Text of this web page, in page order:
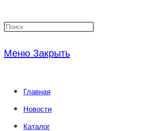
поиск
Нажмите
Меню Закрыть
Главная
Новости
Каталог